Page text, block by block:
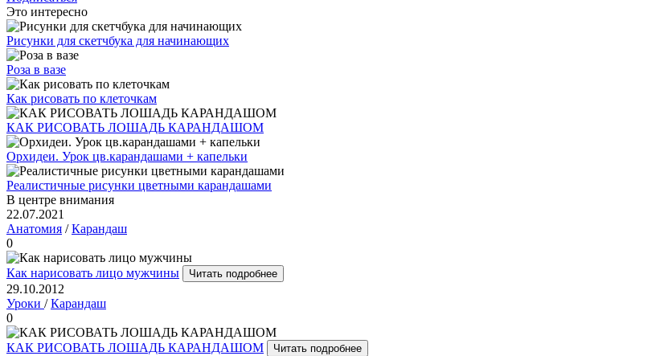
Это интересно
Рисунки для скетчбука для начинающих
Роза в вазе
Как рисовать по клеточкам
КАК РИСОВАТЬ ЛОШАДЬ КАРАНДАШОМ
Орхидеи. Урок цв.карандашами + капельки
Реалистичные рисунки цветными карандашами
В центре внимания
22.07.2021
Анатомия /Карандаш
0
Как нарисовать лицо мужчины Читать подробнее
29.10.2012
Уроки /Карандаш
0
КАК РИСОВАТЬ ЛОШАДЬ КАРАНДАШОМ Читать подробнее